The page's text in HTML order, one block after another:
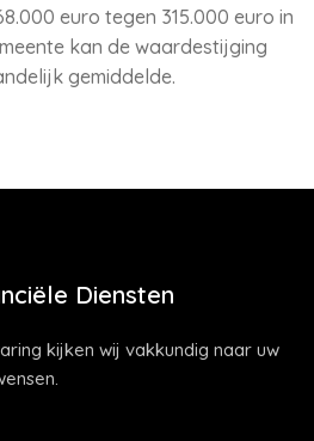
euro tegen 315.000 euro in
kan de waardestijging
gemiddelde.
Diensten
kijken wij vakkundig naar uw